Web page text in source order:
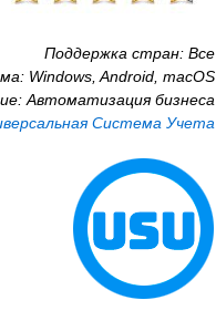
Поддержка стран: Все
Windows, Android, macOS
Автоматизация бизнеса
Система Учета